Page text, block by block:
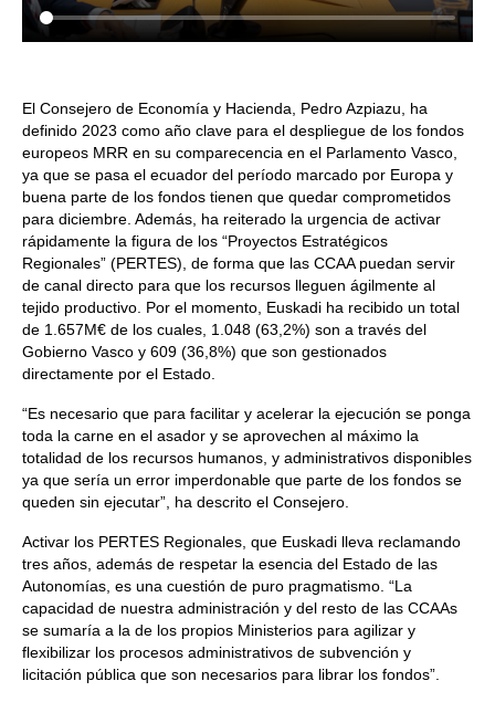
El Consejero de Economía y Hacienda, Pedro Azpiazu, ha
definido 2023 como año clave para el despliegue de los fondos
europeos MRR en su comparecencia en el Parlamento Vasco,
ya que se pasa el ecuador del período marcado por Europa y
buena parte de los fondos tienen que quedar comprometidos
para diciembre. Además, ha reiterado la urgencia de activar
rápidamente la figura de los “Proyectos Estratégicos
Regionales” (PERTES), de forma que las CCAA puedan servir
de canal directo para que los recursos lleguen ágilmente al
tejido productivo. Por el momento, Euskadi ha recibido un total
de 1.657M€ de los cuales, 1.048 (63,2%) son a través del
Gobierno Vasco y 609 (36,8%) que son gestionados
directamente por el Estado.
“Es necesario que para facilitar y acelerar la ejecución se ponga
toda la carne en el asador y se aprovechen al máximo la
totalidad de los recursos humanos, y administrativos disponibles
ya que sería un error imperdonable que parte de los fondos se
queden sin ejecutar”, ha descrito el Consejero.
Activar los PERTES Regionales, que Euskadi lleva reclamando
tres años, además de respetar la esencia del Estado de las
Autonomías, es una cuestión de puro pragmatismo. “La
capacidad de nuestra administración y del resto de las CCAAs
se sumaría a la de los propios Ministerios para agilizar y
flexibilizar los procesos administrativos de subvención y
licitación pública que son necesarios para librar los fondos”.